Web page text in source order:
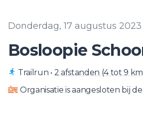
Donderdag, 17 augustus 2023
Bosloopie
Trailrun • 2 afstanden (4 tot 9
Organisatie is aangesloten bij